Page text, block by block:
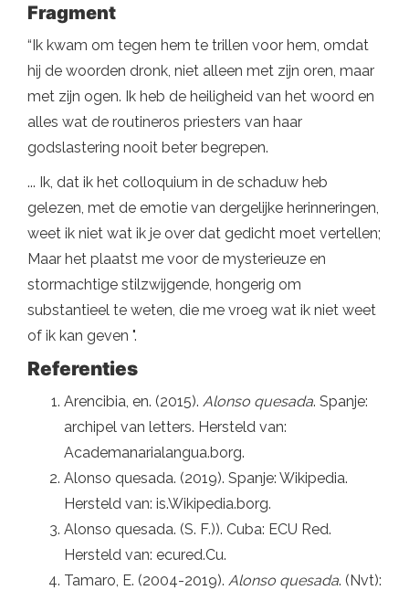
Fragment
“Ik kwam om tegen hem te trillen voor hem, omdat
hij de woorden dronk, niet alleen met zijn oren, maar
met zijn ogen. Ik heb de heiligheid van het woord en
alles wat de routineros priesters van haar
godslastering nooit beter begrepen.
... Ik, dat ik het colloquium in de schaduw heb
gelezen, met de emotie van dergelijke herinneringen,
weet ik niet wat ik je over dat gedicht moet vertellen;
Maar het plaatst me voor de mysterieuze en
stormachtige stilzwijgende, hongerig om
substantieel te weten, die me vroeg wat ik niet weet
of ik kan geven ".
Referenties
Arencibia, en. (2015). Alonso quesada. Spanje:
archipel van letters. Hersteld van:
Academanarialangua.borg.
Alonso quesada. (2019). Spanje: Wikipedia.
Hersteld van: is.Wikipedia.borg.
Alonso quesada. (S. F.)). Cuba: ECU Red.
Hersteld van: ecured.Cu.
Tamaro, E. (2004-2019). Alonso quesada. (Nvt):